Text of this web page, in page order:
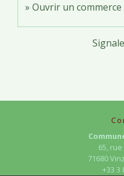
Ouvrir un commerce
65,
71680
+33 3